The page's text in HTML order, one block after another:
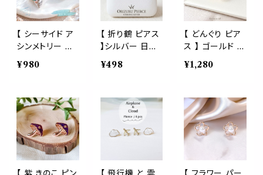
いめ カジュアル
アクセサリー
れいめ 大人可
愛い オフィス 普
段使い 約1.1cm
ー
【 シーサイド ア
シンメトリー ピ
アス ~シェル&
クラブ~】 シルバ
ン アクアグリー
ン レディース ア
クセサリー シン
プル 海 夏 かわ
いい 両耳用
¥980
【 折り鶴 ピアス
】シルバー 日本
鶴 千羽鶴 鳥 平
和 祈り シンボ
衣 モチーフ お
土産 お見舞い
幸福 長寿 夫婦
円満 ジャパン J
サリー ジュエリ
¥498
【 どんぐり ピア
ス 】 ゴールド ラ
インストーン サ
テン仕上げ 艶消
フ キャッチ アク
セサリー ジュエ
リー ファッション
小物 プレゼント
ギフト 両耳用
高級 黄金 ブナ
コナラ 団栗 木
¥1,280